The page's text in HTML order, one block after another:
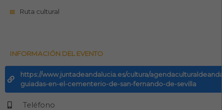
Ruta cultural
INFORMACIÓN DEL EVENTO
https://www.juntadeandalucia.es/cultura/
guiadas-en-el-cementerio-de-san-fernando-de-sevilla
Teléfono